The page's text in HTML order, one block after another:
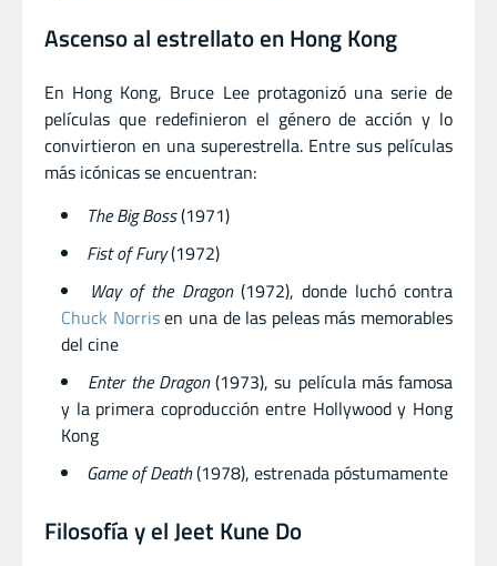
Ascenso al estrellato en Hong Kong
En Hong Kong, Bruce Lee protagonizó una serie de
películas que redefinieron el género de acción y lo
convirtieron en una superestrella. Entre sus películas
más icónicas se encuentran:
The Big Boss(1971)
Fist of Fury(1972)
Way of the Dragon(1972), donde luchó contra
Chuck Norrisen una de las peleas más memorables
del cine
Enter the Dragon(1973), su película más famosa
y la primera coproducción entre Hollywood y Hong
Kong
Game of Death(1978), estrenada póstumamente
Filosofía y el Jeet Kune Do